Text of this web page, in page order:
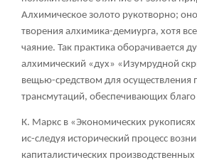
Алхимическое золото рукотворно; оно
творения алхимика-демиурга, хотя
чаяние. Так практика оборачивается
алхимический «дух» «Изумрудной
вещью-средством для осуществления
трансмутаций, обеспечивающих
К. Маркс в «Экономических
ис-следуя исторический процесс
капиталистических